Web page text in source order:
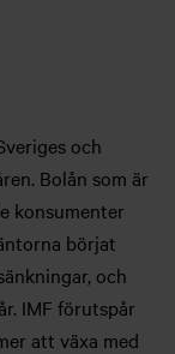
och
Bolån som är
konsumenter
börjat
och
IMF förutspår
att växa med